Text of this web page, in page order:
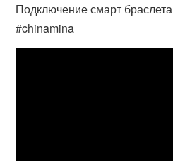
Подключение смарт
#chinamina